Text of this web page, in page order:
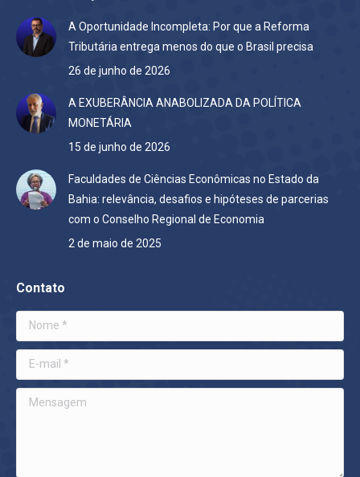
A Oportunidade Incompleta: Por que a Reforma
Tributária entrega menos do que o Brasil precisa
26 de junho de 2026
A EXUBERÂNCIA ANABOLIZADA DA POLÍTICA
MONETÁRIA
15 de junho de 2026
Faculdades de Ciências Econômicas no Estado da
Bahia: relevância, desafios e hipóteses de parcerias
com o Conselho Regional de Economia
2 de maio de 2025
Contato
Nome *
E-mail *
Mensagem